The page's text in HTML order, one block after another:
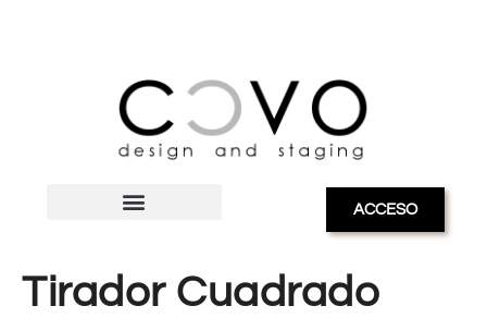
ACCESO
Tirador Cuadrado